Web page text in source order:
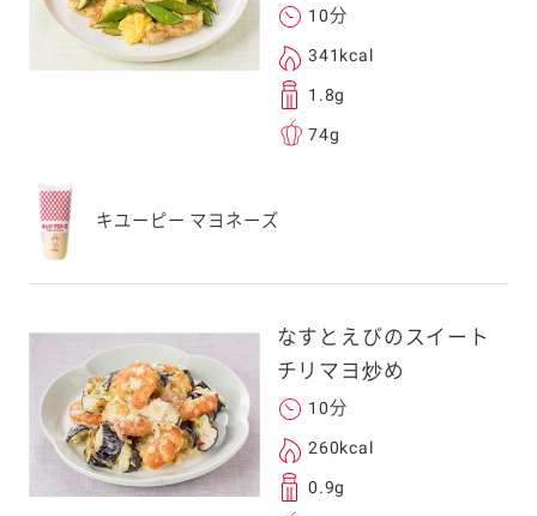
10分
341kcal
1.8g
74g
キユーピー マヨネーズ
なすとえびのスイート
チリマヨ炒め
10分
260kcal
0.9g